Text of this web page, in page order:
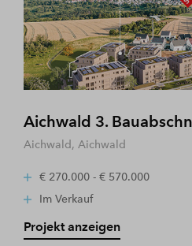
Aichwald 3.
Aichwald, Aichwald
€ 270.000 - € 570.000
Im Verkauf
Projekt anzeigen